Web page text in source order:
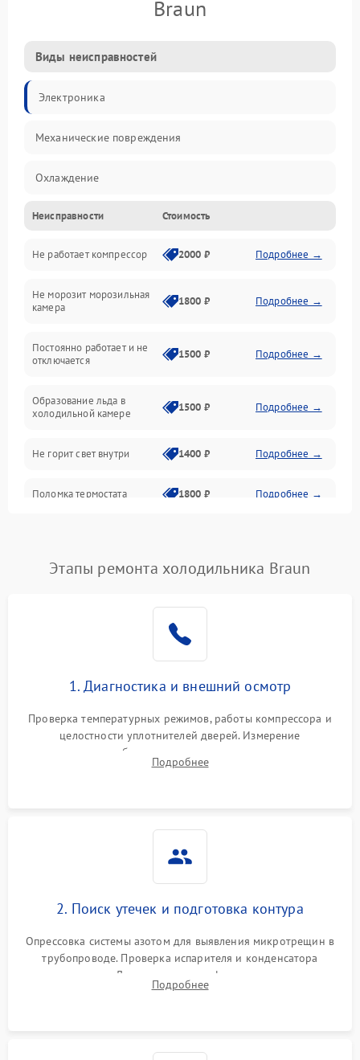
Braun
Виды неисправностей
Электроника
Механические повреждения
Охлаждение
Механика
Электропитание
Дренаж
Неисправности Стоимость
Не работает компрессор 2000 ₽ Подробнее →
Не морозит морозильная
камера
1800 ₽ Подробнее →
Постоянно работает и не
отключается
1500 ₽ Подробнее →
Образование льда в
холодильной камере
1500 ₽ Подробнее →
Не горит свет внутри 1400 ₽ Подробнее →
Поломка термостата 1800 ₽ Подробнее →
Поломка системы No Frost 2600 ₽ Подробнее →
работе
2000 ₽ Подробнее →
1000 ₽
1800 ₽
Этапы ремонта холодильника Braun
1. Диагностика и внешний осмотр
Проверка температурных режимов, работы компрессора и
целостности уплотнителей дверей. Измерение
сопротивления обмоток мотора, проверка термостата и
считывание кодов ошибок с электронного дисплея.
Подробнее
2. Поиск утечек и подготовка контура
Опрессовка системы азотом для выявления микротрещин в
трубопроводе. Проверка испарителя и конденсатора
течеискателем. Демонтаж старого фильтра-осушителя и
продувка капиллярной трубки для устранения засоров.
Подробнее